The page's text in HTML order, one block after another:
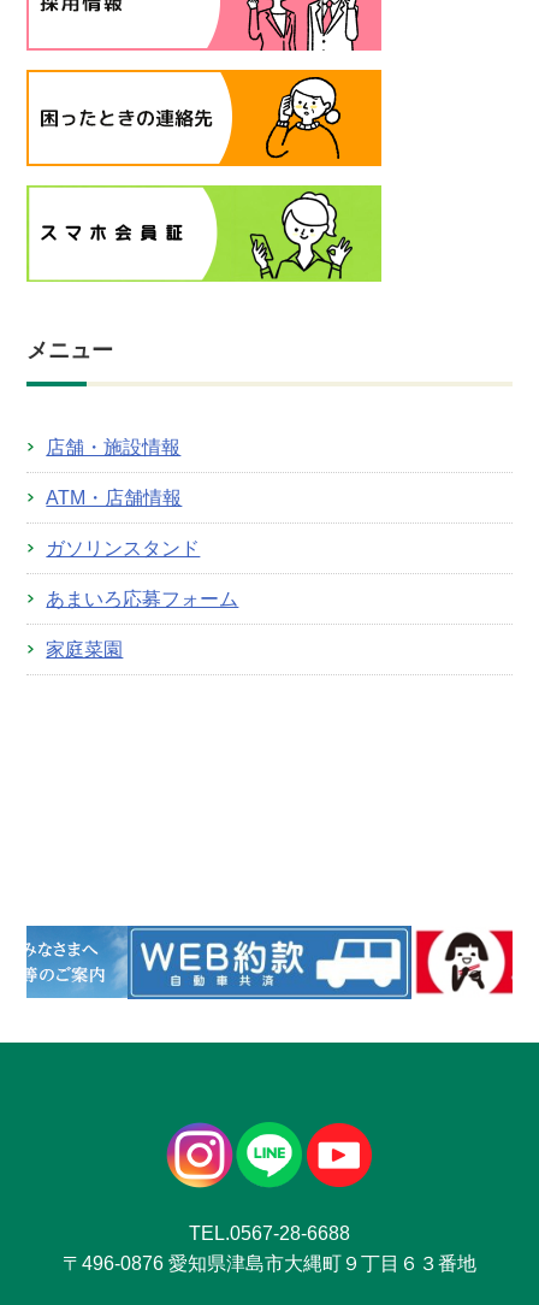
メニュー
店舗・施設情報
ATM・店舗情報
ガソリンスタンド
あまいろ応募フォーム
家庭菜園
TEL.0567-28-6688
〒496-0876 愛知県津島市大縄町９丁目６３番地